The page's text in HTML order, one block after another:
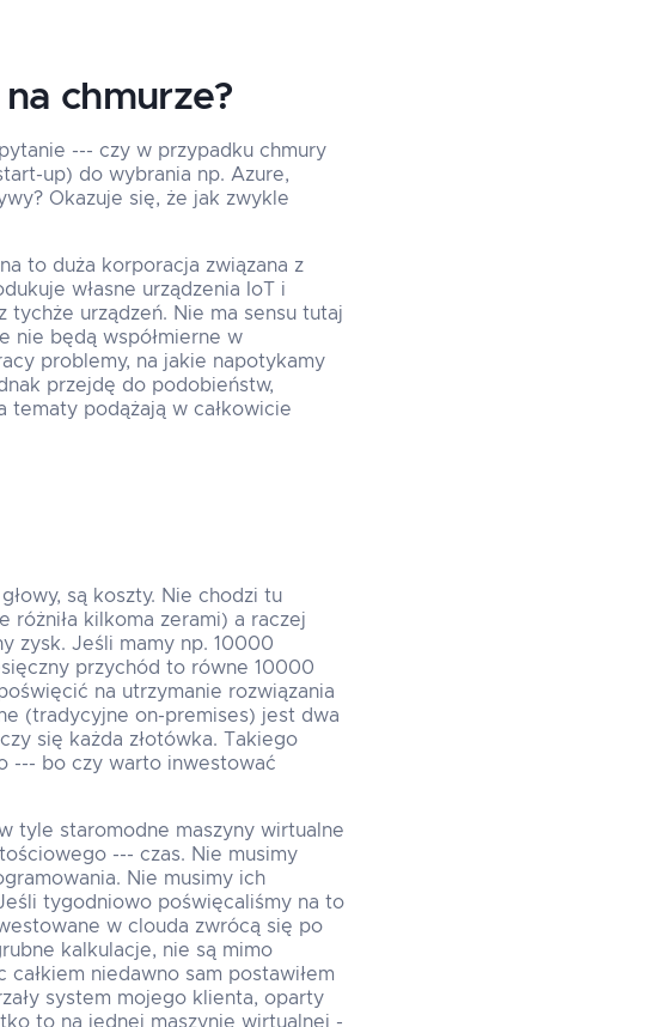
chmurze?
--- czy w przypadku chmury
up) do wybrania np. Azure,
Okazuje się, że jak zwykle
to duża korporacja związana z
własne urządzenia IoT i
urządzeń. Nie ma sensu tutaj
nie będą współmierne w
problemy, na jakie napotykamy
przejdę do podobieństw,
tematy podążają w całkowicie
są koszty. Nie chodzi tu
kilkoma zerami) a raczej
zysk. Jeśli mamy np. 10000
przychód to równe 10000
na utrzymanie rozwiązania
(tradycyjne on-premises) jest dwa
się każda złotówka. Takiego
--- bo czy warto inwestować
tyle staromodne maszyny wirtualne
--- czas. Nie musimy
Nie musimy ich
tygodniowo poświęcaliśmy na to
w clouda zwrócą się po
kalkulacje, nie są mimo
niedawno sam postawiłem
system mojego klienta, oparty
to na jednej maszynie wirtualnej -